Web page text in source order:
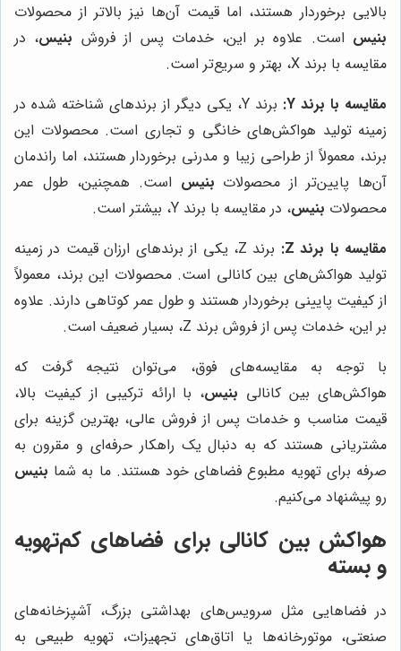
بالایی برخوردار هستند، اما قیمت آن‌ها نیز بالاتر از محصولات
بنیس است. علاوه بر این، خدمات پس از فروش بنیس، در
مقایسه با برند X، بهتر و سریع‌تر است.
مقایسه با برند Y:
برند Y، یکی دیگر از برندهای شناخته شده در
زمینه تولید هواکش‌های خانگی و تجاری است. محصولات این
برند، معمولاً از طراحی زیبا و مدرنی برخوردار هستند، اما راندمان
آن‌ها پایین‌تر از محصولات بنیس است. همچنین، طول عمر
محصولات بنیس، در مقایسه با برند Y، بیشتر است.
مقایسه با برند Z:
برند Z، یکی از برندهای ارزان قیمت در زمینه
تولید هواکش‌های بین کانالی است. محصولات این برند، معمولاً
از کیفیت پایینی برخوردار هستند و طول عمر کوتاهی دارند. علاوه
بر این، خدمات پس از فروش برند Z، بسیار ضعیف است.
با توجه به مقایسه‌های فوق، می‌توان نتیجه گرفت که
هواکش‌های بین کانالی بنیس، با ارائه ترکیبی از کیفیت بالا،
قیمت مناسب و خدمات پس از فروش عالی، بهترین گزینه برای
مشتریانی هستند که به دنبال یک راهکار حرفه‌ای و مقرون به
صرفه برای تهویه مطبوع فضاهای خود هستند. ما به شما بنیس
رو پیشنهاد می‌کنیم.
هواکش بین کانالی برای فضاهای کم‌تهویه
و بسته
در فضاهایی مثل سرویس‌های بهداشتی بزرگ، آشپزخانه‌های
صنعتی، موتورخانه‌ها یا اتاق‌های تجهیزات، تهویه طبیعی به